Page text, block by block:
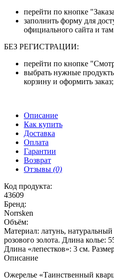
перейти по кнопке
заполнить форму для
официального сайта и
БЕЗ РЕГИСТРАЦИИ:
перейти по кнопке
выбрать нужные
корзину и оформить заказ;
Описание
Как купить
Доставка
Оплата
Гарантии
Возврат
Отзывы (0)
Код продукта:
43609
Бренд:
Norrsken
Объём:
Материал: латунь,
розового золота. Длина колье:
Длина «лепестков»: 3 см.
Описание
Ожерелье «Таинственный